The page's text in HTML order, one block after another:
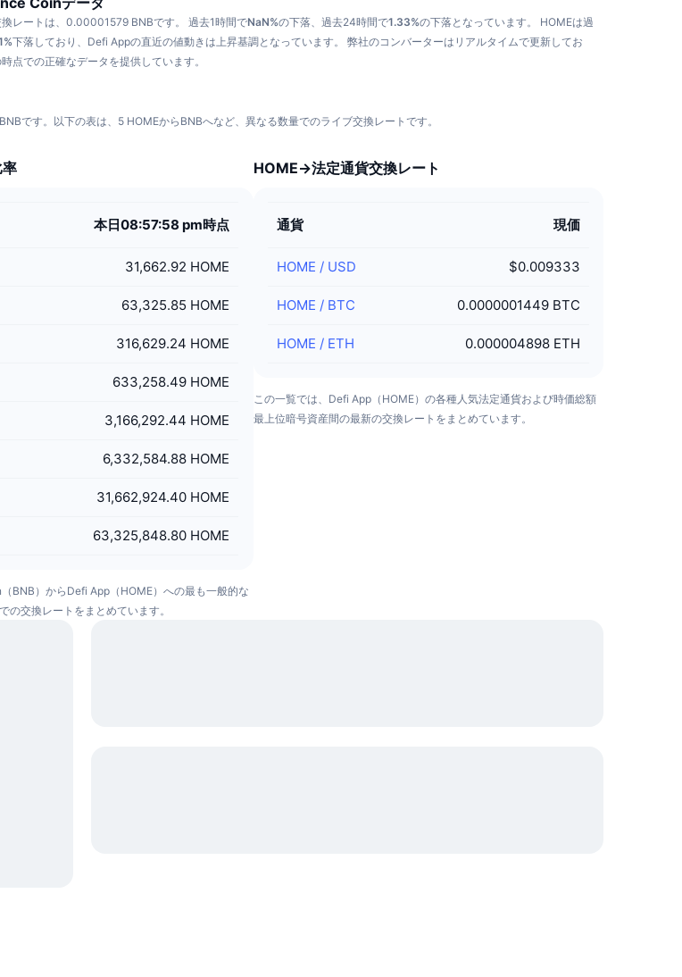
レートは、0.00001579 BNBです。 過去1時間でNaN%の下落、過去24時間で1.33%の下落となっています。
HOMEは過
下落しており、Defi Appの直近の値動きは上昇基調となっています。 弊社のコンバーターはリアルタイムで更新してお
点での正確なデータを提供しています。
です。以下の表は、5 HOMEからBNBへなど、異なる数量でのライブ交換レートです。
本日08:57:58 pm時点
31,662.92 HOME
63,325.85 HOME
316,629.24 HOME
633,258.49 HOME
3,166,292.44 HOME
6,332,584.88 HOME
31,662,924.40 HOME
63,325,848.80 HOME
BNB）からDefi App（HOME）への最も一般的な
の交換レートをまとめています。
HOME→法定通貨交換レート
通貨 現価
HOME / USD $0.009333
HOME / BTC 0.0000001449 BTC
HOME / ETH 0.000004898 ETH
この一覧では、Defi App（HOME）の各種人気法定通貨および時価総額
最上位暗号資産間の最新の交換レートをまとめています。